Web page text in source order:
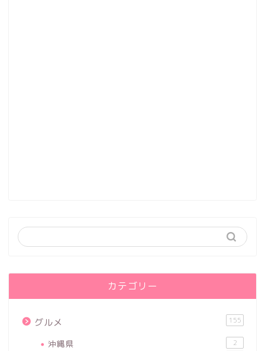
カテゴリー
グルメ 155
沖縄県 2